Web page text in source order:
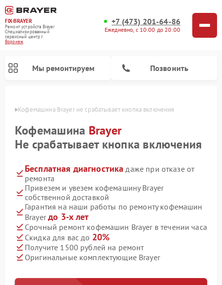
FIX-BRAYER
Ремонт устройств Brayer
Специализированный
cервисный центр г.
Воронеж
+7 (473) 201-64-86
Ежедневно, с 10:00 до 20:00
Мы ремонтируем Позвонить
Кофемашина Brayer не срабатывает кнопка включения
Кофемашина Brayer
Не срабатывает кнопка включения
Бесплатная диагностика даже при отказе от
ремонта
Привезем и увезем кофемашину Brayer
собственной доставкой
Гарантия на наши работы по ремонту кофемашин
Brayerдо 3-х лет
Срочный ремонт кофемашин Brayer в течении часа
Скидка для вас до 20%
Получите 1500 рублей на ремонт
Оригинальные комплектующие Brayer